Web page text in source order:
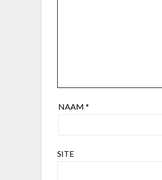
NAAM*
SITE